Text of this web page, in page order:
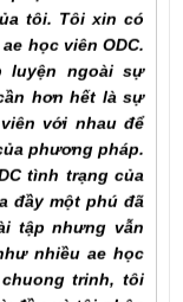
học viên ODC.
luyện ngoài sự
hơn hết là sự
với nhau để
phương pháp.
tình trạng của
đầy một phú đã
tập nhưng vẫn
nhiều ae học
trinh, tôi
đầu và tôi nhận